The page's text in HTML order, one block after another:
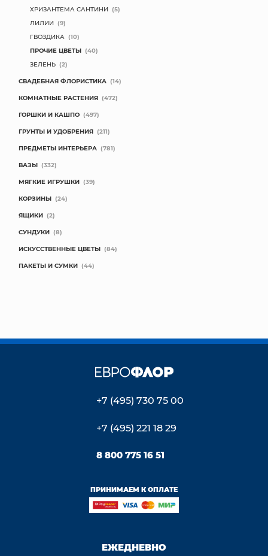
ХРИЗАНТЕМА САНТИНИ (5)
ЛИЛИИ (9)
ГВОЗДИКА (10)
ПРОЧИЕ ЦВЕТЫ (40)
ЗЕЛЕНЬ (2)
СВАДЕБНАЯ ФЛОРИСТИКА (14)
КОМНАТНЫЕ РАСТЕНИЯ (472)
ГОРШКИ И КАШПО (497)
ГРУНТЫ И УДОБРЕНИЯ (211)
ПРЕДМЕТЫ ИНТЕРЬЕРА (781)
ВАЗЫ (332)
МЯГКИЕ ИГРУШКИ (39)
КОРЗИНЫ (24)
ЯЩИКИ (2)
СУНДУКИ (8)
ИСКУССТВЕННЫЕ ЦВЕТЫ (84)
ПАКЕТЫ И СУМКИ (44)
+7 (495) 730 75 00
+7 (495) 221 18 29
8 800 775 16 51
ПРИНИМАЕМ К ОПЛАТЕ
ЕЖЕДНЕВНО